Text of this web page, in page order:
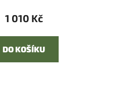
1 010 Kč
DO KOŠÍKU